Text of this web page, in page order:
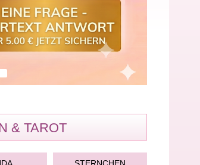
& TAROT